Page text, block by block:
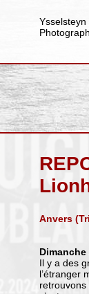
Anvers
Dimanche
Il y a des
l’étranger